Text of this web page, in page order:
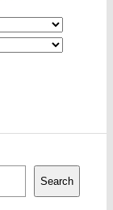
Search